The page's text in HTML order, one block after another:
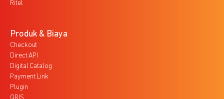
Ritel
Produk & Biaya
Checkout
Direct API
Digital Catalog
Payment Link
Plugin